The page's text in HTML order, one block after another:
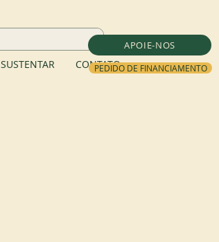
APOIE-NOS
PEDIDO DE FINANCIAMENTO
SUSTENTAR CONTATO